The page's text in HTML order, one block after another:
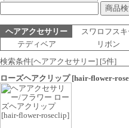
ヘアアクセサリー スワロフスキ
テディベア
リボン
検索条件[ヘアアクセサリー] [5件]
ローズヘアクリップ[hair-flower-